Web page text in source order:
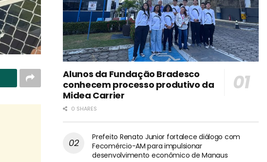
Alunos da Fundação Bradesco
conhecem processo produtivo da
Midea Carrier
0 SHARES
Prefeito Renato Junior fortalece diálogo com
Fecomércio-AM para impulsionar
desenvolvimento econômico de Manaus